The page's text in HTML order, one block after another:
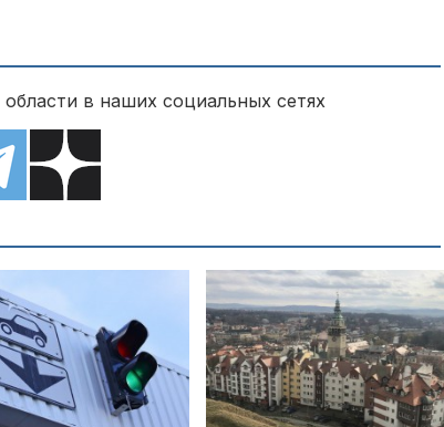
в наших социальных сетях